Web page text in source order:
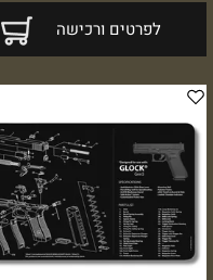
לפרטים ורכישה